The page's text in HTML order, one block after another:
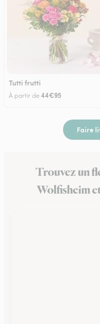
Tutti frutti
À partir de44€95
Faire
Trouvez un
Wolfisheim